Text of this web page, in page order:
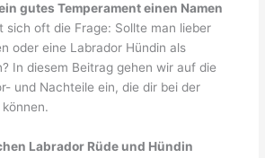
gutes Temperament einen Namen
sich oft die Frage: Sollte man lieber
oder eine Labrador Hündin als
In diesem Beitrag gehen wir auf die
und Nachteile ein, die dir bei der
Labrador Rüde und Hündin